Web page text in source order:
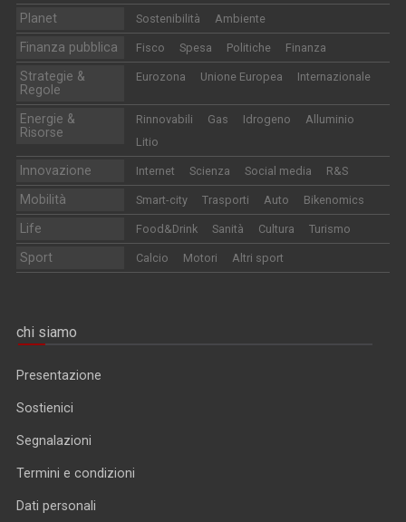
Planet Sostenibilità Ambiente
Finanza pubblica Fisco Spesa Politiche Finanza
Strategie &
Regole
Eurozona Unione Europea Internazionale
Energie &
Risorse
Rinnovabili Gas Idrogeno
Alluminio
Litio
Innovazione Internet Scienza Social media R&S
Mobilità Smart-city Trasporti Auto Bikenomics
Life Food&Drink Sanità Cultura Turismo
Sport Calcio Motori Altri sport
chi siamo
Presentazione
Sostienici
Segnalazioni
Termini e condizioni
Dati personali